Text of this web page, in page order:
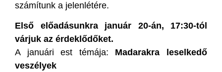
számítunk a jelenlétére.
Első előadásunkra január 20-án, 17:30-tól
várjuk az érdeklődőket.
A januári est témája: Madarakra leselkedő
veszélyek